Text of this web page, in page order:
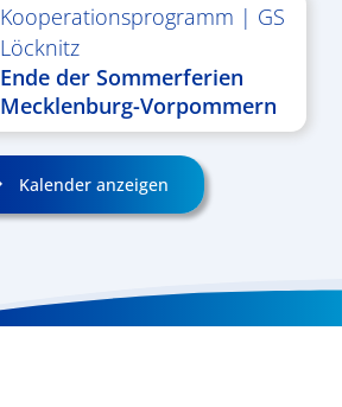
Kooperationsprogramm | GS
Löcknitz
Ende der Sommerferien
Mecklenburg-Vorpommern
Kalender anzeigen